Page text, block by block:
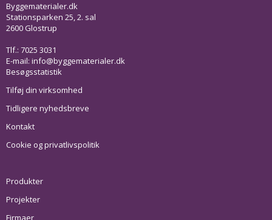
Byggematerialer.dk
Stationsparken 25, 2. sal
2600 Glostrup
Tlf.: 7025 3031
E-mail: info@byggematerialer.dk
Besøgsstatistik
Tilføj din virksomhed
Tidligere nyhedsbreve
Kontakt
Cookie og privatlivspolitik
Produkter
Projekter
Firmaer